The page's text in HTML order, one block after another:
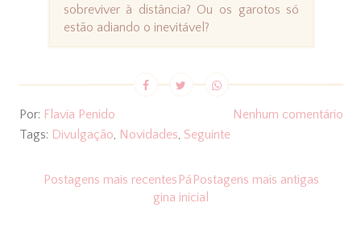
sobreviver à distância? Ou os garotos só
estão adiando o inevitável?
Por: Flavia Penido
Nenhum comentário
Tags: Divulgação Novidades Seguinte
Postagens mais recentes Postagens mais antigas
Pá
gina inicial